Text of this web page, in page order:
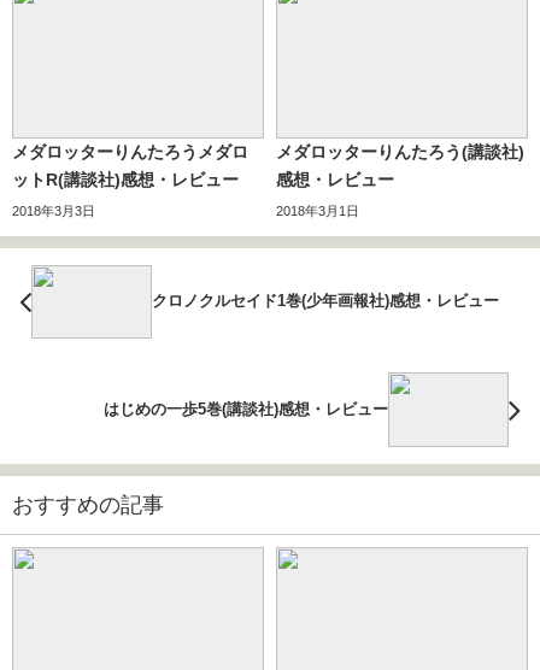
メダロッターりんたろうメダロ
ットR(講談社)感想・レビュー
2018年3月3日
メダロッターりんたろう(講談社)
感想・レビュー
2018年3月1日
クロノクルセイド1巻(少年画報社)感想・レビュー
はじめの一歩5巻(講談社)感想・レビュー
おすすめの記事